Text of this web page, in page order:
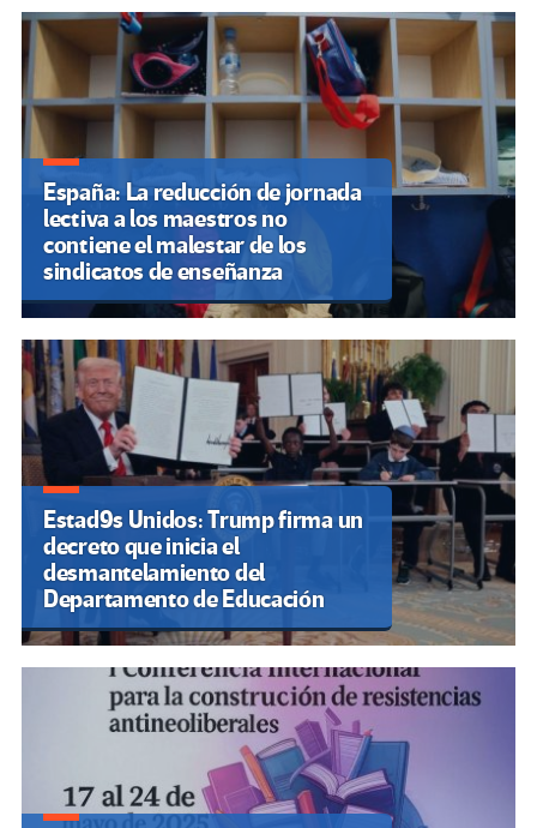
España: La reducción de jornada
lectiva a los maestros no
contiene el malestar de los
sindicatos de enseñanza
Estad9s Unidos: Trump firma un
decreto que inicia el
desmantelamiento del
Departamento de Educación